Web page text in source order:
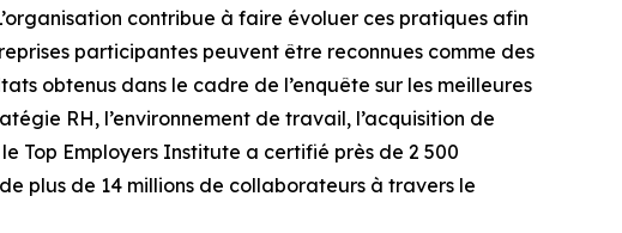
contribue à faire évoluer ces pratiques afin
participantes peuvent être reconnues comme des
obtenus dans le cadre de l’enquête sur les meilleures
RH, l’environnement de travail, l’acquisition de
Top Employers Institute a certifié près de 2 500
plus de 14 millions de collaborateurs à travers le